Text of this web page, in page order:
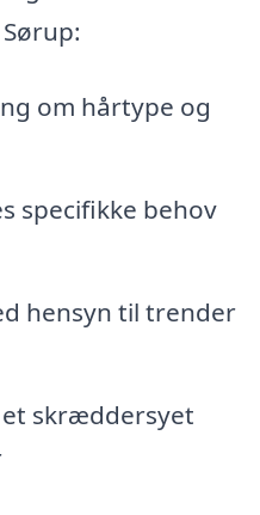
om hårtype og
specifikke behov
hensyn til trender
skræddersyet